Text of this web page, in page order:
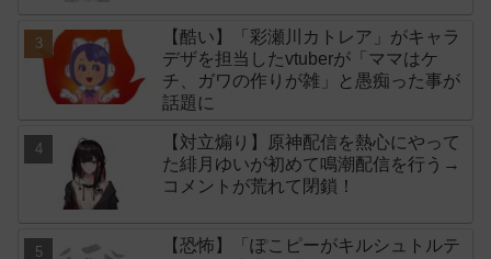
【酷い】「彩瀬川カトレア」がキャラ
デザを担当したvtuberが「ママはケ
チ、ガワの作りが雑」と愚痴った事が
話題に
【対立煽り】原神配信を熱心にやって
た緋月ゆいが初めて鳴潮配信を行う→
コメントが荒れて閉鎖！
【恐怖】「ぽこピーがキルシュトルテ